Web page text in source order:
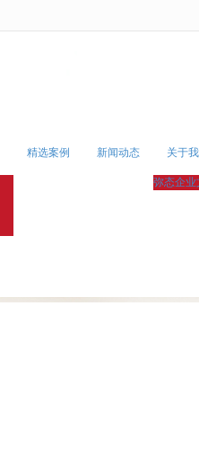
精选案例 新闻动态 关于
弥态企业